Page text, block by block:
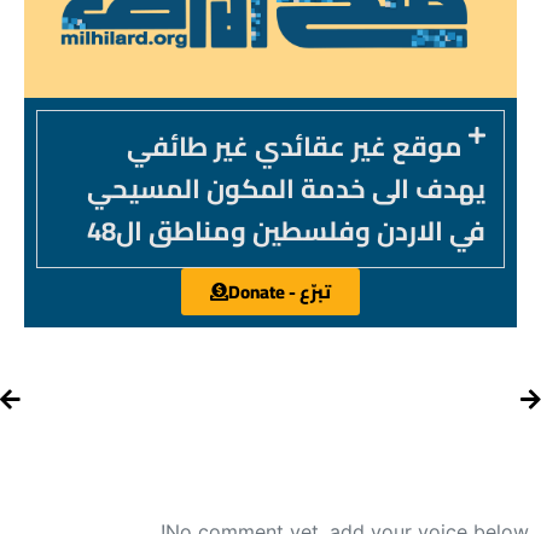
موقع غير عقائدي غير طائفي
يهدف الى خدمة المكون المسيحي
في الاردن وفلسطين ومناطق ال48
تبرّع - Donate